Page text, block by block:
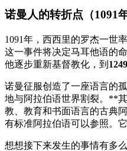
诺曼人的转折点（1091年
1091年，西西里的罗杰一世
这一事件将决定马耳他语的
他逐步重新基督教化，到
诺曼征服创造了一座语言的
地与阿拉伯语世界割裂。**
教、教育和书面语言的古典
有标准阿拉伯语可以参照。
想想接下来发生的事情有多